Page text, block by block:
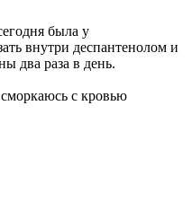
была у
внутри деспантенолом и
два раза в день.
с кровью